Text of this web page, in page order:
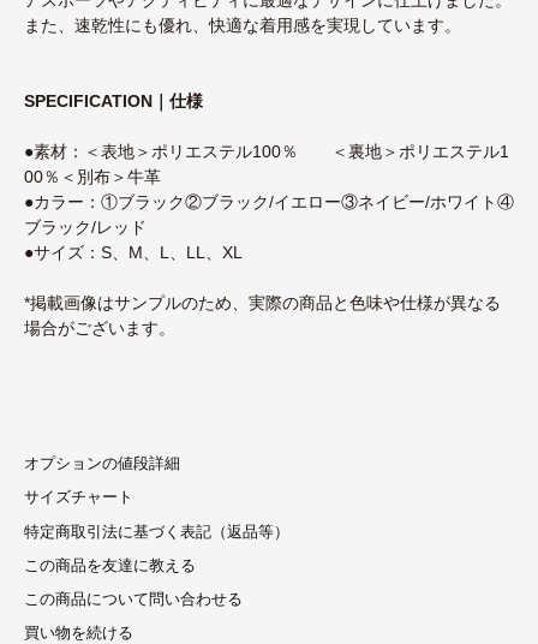
また、速乾性にも優れ、快適な着用感を実現しています。
SPECIFICATION｜仕様
●素材：＜表地＞ポリエステル100％ ＜裏地＞ポリエステル1
00％＜別布＞牛革
●カラー：①ブラック②ブラック/イエロー③ネイビー/ホワイト④
ブラック/レッド
●サイズ：S、M、L、LL、XL
*掲載画像はサンプルのため、実際の商品と色味や仕様が異なる
場合がございます。
オプションの値段詳細
サイズチャート
特定商取引法に基づく表記（返品等）
この商品を友達に教える
この商品について問い合わせる
買い物を続ける